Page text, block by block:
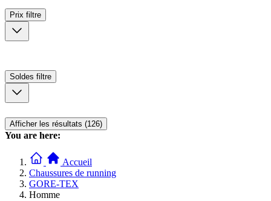
Prix filtre
Soldes filtre
Afficher les résultats (126)
You are here:
Accueil
Chaussures de running
GORE-TEX
Homme